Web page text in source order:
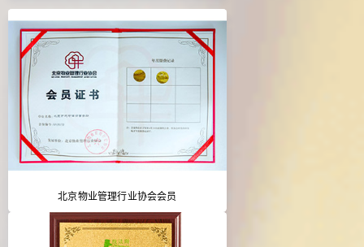
北京物业管理行业协会会员